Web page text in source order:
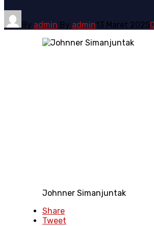
By admin By admin13 Maret 20250
Johnner Simanjuntak
Share
Tweet